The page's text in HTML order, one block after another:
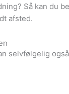
Så kan du
afsted.
selvfølgelig